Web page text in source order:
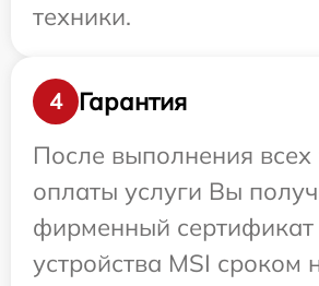
техники.
4
Гарантия
После выполнения всех
оплаты услуги Вы
фирменный сертификат
устройства MSI сроком